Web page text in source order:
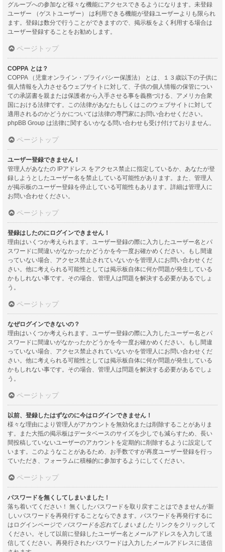
グループへの参加など様々な機能にアクセスできるようになります。未登録
ユーザー （ゲストユーザー） は利用できる機能が登録ユーザーよりも限られ
ます。登録は数分で行うことができますので、掲示板をよく利用する場合は
ユーザー登録することをお勧めします。
ページトップ
COPPA とは？
COPPA （児童オンライン・プライバシー保護法） とは、１３歳以下の子供に
個人情報を入力させるウェブサイトに対して、子供の個人情報の保管につい
ての承諾書を親または保護者から入手させる事を義務づける、アメリカ合衆
国における法律です。この法律があなたもしくはこのウェブサイトに対して
適用されるのかどうかについては法律の専門家にお問い合わせください。
phpBB Group は法律に関するいかなる問い合わせも受け付けておりません。
ページトップ
ユーザー登録できません！
管理人があなたの IPアドレス をアクセス禁止に指定しているか、あなたが登
録しようとしたユーザー名を禁止している可能性があります。また、管理人
が掲示板のユーザー登録を停止している可能性もあります。詳細は管理人に
お問い合わせください。
ページトップ
登録はしたのにログインできません！
理由はいくつか考えられます。ユーザー登録の際に入力したユーザー名とパ
スワードに間違いがなかったかどうかを今一度お確かめください。もし間違
っていない場合、アクセス禁止されていないかを管理人にお問い合わせくだ
さい。他に考えられる可能性としては掲示板自体に何か問題が発生している
かもしれない事です。その場合、管理人は問題を解決する必要があるでしょ
う。
ページトップ
なぜログインできないの？
理由はいくつか考えられます。ユーザー登録の際に入力したユーザー名とパ
スワードに間違いがなかったかどうかを今一度お確かめください。もし間違
っていない場合、アクセス禁止されていないかを管理人にお問い合わせくだ
さい。他に考えられる可能性としては掲示板自体に何か問題が発生している
かもしれない事です。その場合、管理人は問題を解決する必要があるでしょ
う。
ページトップ
以前、登録したはずなのに今はログインできません！
様々な理由により管理人がアカウントを無効化または削除することがありま
す。また大抵の掲示板はデータベースのサイズを少しでも減らすため、長い
間投稿していないユーザーのアカウントを定期的に削除するように設定して
います。このようなことがあるため、お手数ですが再度ユーザー登録を行っ
ていただき、フォーラムに積極的に参加するようにしてください。
ページトップ
パスワードを無くしてしまいました！
落ち着いてください！ 無くしたパスワードを取り戻すことはできませんが新
しいパスワードを再発行することならできます。パスワードを再発行するに
はログインページで パスワードを忘れてしまいました リンクをクリックして
ください。そして以前に登録したユーザー名とメールアドレスを入力して送
信してください。再発行されたパスワードは入力したメールアドレスに送信